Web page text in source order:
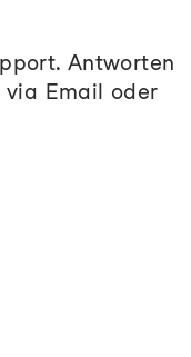
Antworten
via Email oder